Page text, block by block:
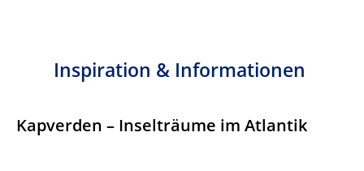
Inspiration & Informationen
Kapverden – Inselträume im Atlantik